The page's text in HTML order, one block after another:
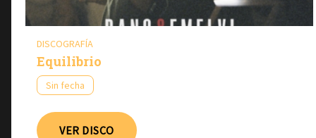
DISCOGRAFÍA
Equilibrio
Sin fecha
VER DISCO